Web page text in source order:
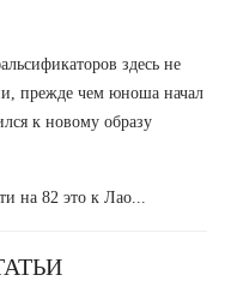
здесь не
прежде чем юноша начал
к новому образу
на 82 это к Лао...